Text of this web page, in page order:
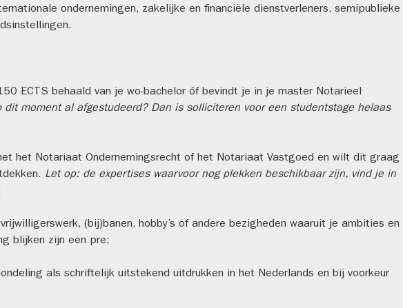
ondernemingen, zakelijke en financiële dienstverleners, semipublieke
ECTS behaald van je wo-bachelor óf bevindt je in je master Notarieel
dit moment al afgestudeerd? Dan is solliciteren voor een studentstage helaas
Notariaat Ondernemingsrecht of het Notariaat Vastgoed en wilt dit graag
Let op: de expertises waarvoor nog plekken beschikbaar zijn, vind je in
(bij)banen, hobby’s of andere bezigheden waaruit je ambities en
blijken zijn een pre;
als schriftelijk uitstekend uitdrukken in het Nederlands en bij voorkeur